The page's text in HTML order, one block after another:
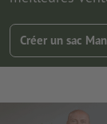
Créer un sac